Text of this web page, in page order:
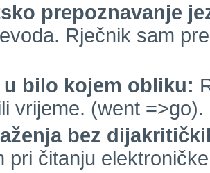
prepoznavanje
Rječnik sam
u bilo kojem obliku:
vrijeme. (went =>go).
bez
pri čitanju